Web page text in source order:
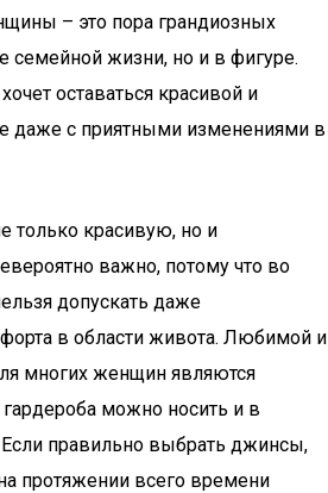
– это пора грандиозных
семейной жизни, но и в фигуре.
оставаться красивой и
даже с приятными изменениями в
только красивую, но и
важно, потому что во
допускать даже
в области живота. Любимой и
многих женщин являются
можно носить и в
правильно выбрать джинсы,
протяжении всего времени